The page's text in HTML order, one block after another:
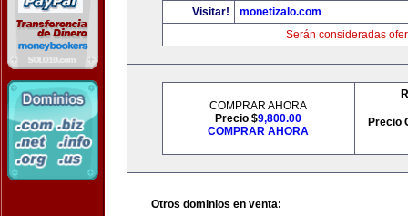
Visitar!
monetizalo.com
Serán consideradas
COMPRAR AHORA
Precio $9,800.00
COMPRAR AHORA
Precio
Otros dominios en venta: